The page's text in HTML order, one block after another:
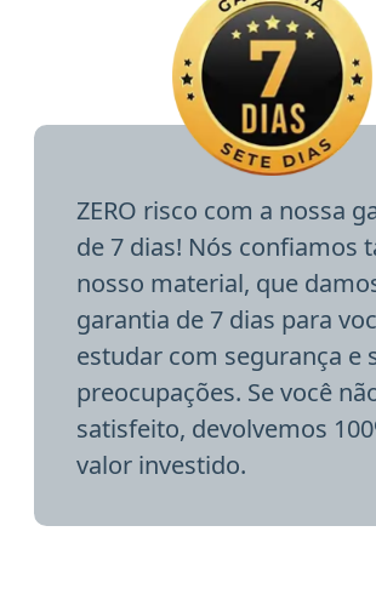
ZERO risco com a nossa
de 7 dias! Nós confiamos
nosso material, que
garantia de 7 dias para
estudar com segurança e
preocupações. Se você
satisfeito, devolvemos
valor investido.